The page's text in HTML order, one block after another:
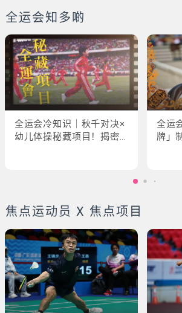
全运会知多啲
全运会冷知识｜秋千对决×
幼儿体操秘藏项目！揭密
全运
牌」
焦点运动员 X 焦点项目